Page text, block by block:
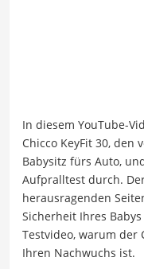
In diesem YouTube-
Chicco KeyFit 30, den
Babysitz fürs Auto,
Aufpralltest durch.
herausragenden
Sicherheit Ihres
Testvideo, warum der
Ihren Nachwuchs ist.